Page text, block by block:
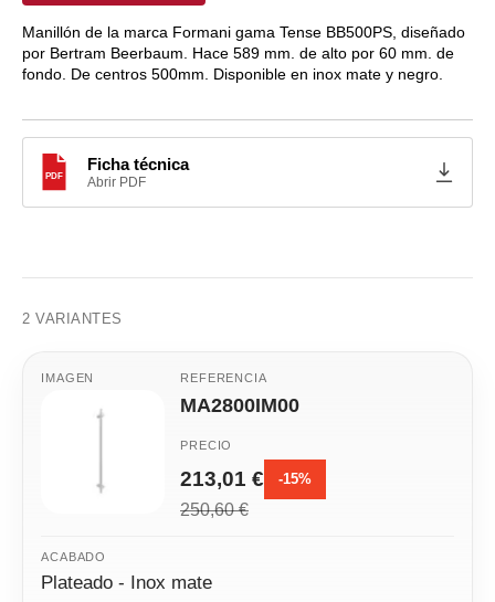
Manillón de la marca Formani gama Tense BB500PS, diseñado
por Bertram Beerbaum. Hace 589 mm. de alto por 60 mm. de
fondo. De centros 500mm. Disponible en inox mate y negro.
PDF
Ficha técnica
Abrir PDF
2 VARIANTES
MA2800IM00
Plateado - Inox mate
213,01 € -15%
250,60 €